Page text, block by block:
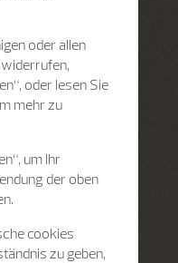
oder allen
oder lesen Sie
mehr zu
um Ihr
der oben
cookies
zu geben,